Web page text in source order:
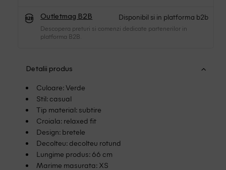
Outletmag B2B Disponibil si in platforma b2b
Descopera preturi si comenzi dedicate partenerilor in
platforma B2B.
Detalii produs
Culoare: Verde
Stil: casual
Tip material: subtire
Croiala: relaxed fit
Design: bretele
Decolteu: decolteu rotund
Lungime produs: 66 cm
Marime masurata: XS